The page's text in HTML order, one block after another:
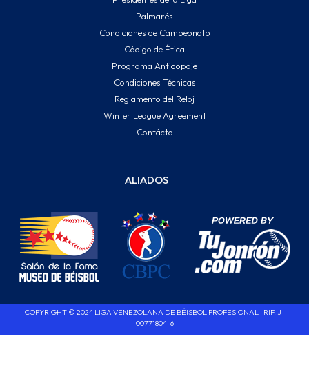
Palmarés
Condiciones de Campeonato
Código de Ética
Programa Antidopaje
Condiciones Técnicas
Reglamento del Reloj
Winter League Agreement
Contácto
ALIADOS
COPYRIGHT © 2024 LIGA VENEZOLANA DE BÉISBOL PROFESIONAL | RIF. J-
00771804-6